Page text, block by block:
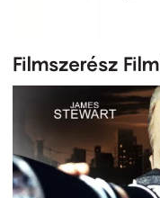
Filmszerész